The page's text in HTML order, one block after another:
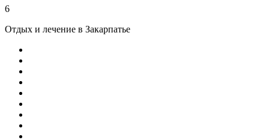
6
Отдых и лечение в Закарпатье